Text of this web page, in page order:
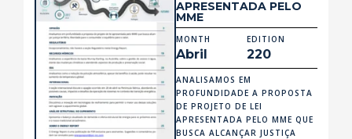
APRESENTADA PELO
MME
MONTH
Abril
EDITION
220
ANALISAMOS EM
PROFUNDIDADE A PROPOSTA
DE PROJETO DE LEI
APRESENTADA PELO MME QUE
BUSCA ALCANÇAR JUSTIÇA